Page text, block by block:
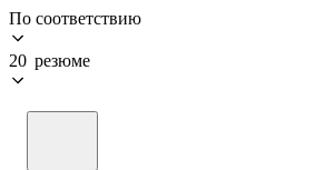
По соответствию
20 резюме